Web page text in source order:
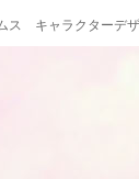
ス キャラクターデ